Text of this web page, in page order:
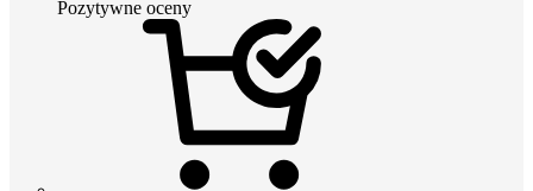
Pozytywne oceny